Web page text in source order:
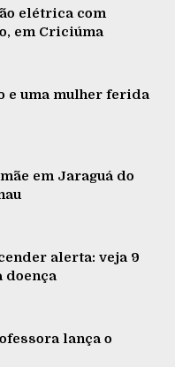
elétrica com
em Criciúma
e uma mulher ferida
em Jaraguá do
alerta: veja 9
doença
lança o